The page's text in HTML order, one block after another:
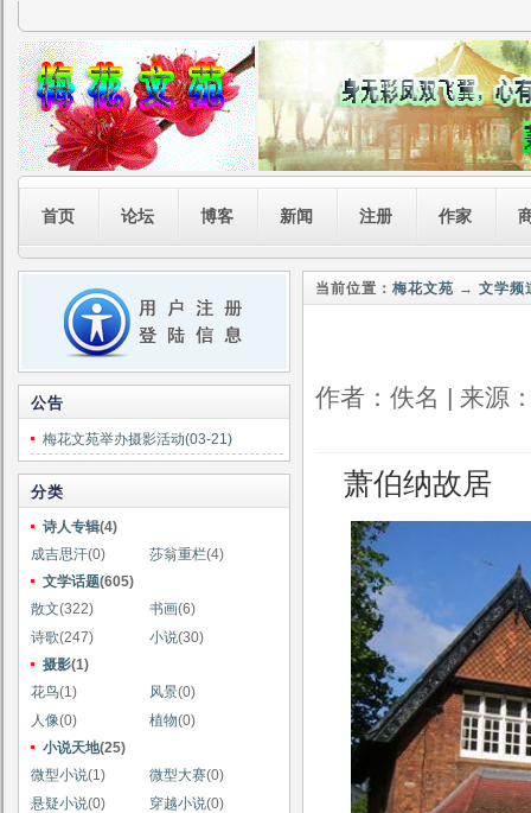
首页 论坛 博客 新闻 注册 作家
公告
梅花文苑举办摄影活动(03-21)
分类
诗人专辑(4)
成吉思汗(0) 莎翁重栏(4)
文学话题(605)
散文(322) 书画(6)
诗歌(247) 小说(30)
摄影(1)
花鸟(1) 风景(0)
人像(0) 植物(0)
小说天地(25)
微型小说(1) 微型大赛(0)
悬疑小说(0) 穿越小说(0)
当前位置： 梅花文苑 → 文学频
作者：佚名 | 来源
萧伯纳故居